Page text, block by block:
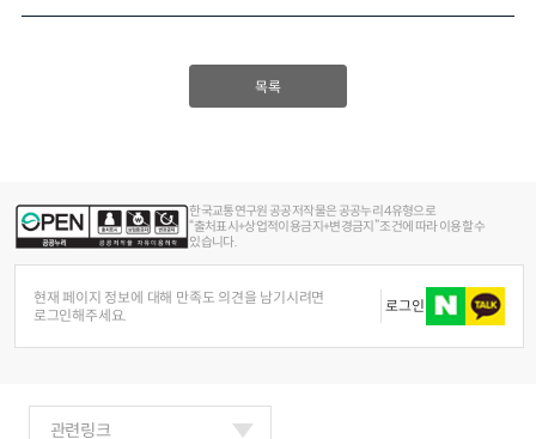
목록
한국교통연구원 공공저작물은 공공누리 4유형으로
“출처표시+상업적이용금지+변경금지” 조건에 따라 이용할 수
있습니다.
현재 페이지 정보에 대해 만족도 의견을 남기시려면
로그인해주세요.
로그인
관련링크